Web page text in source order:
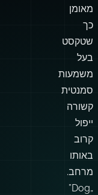
מאומן
כך
שטקסט
בעל
משמעות
סמנטית
קשורה
ייפול
קרוב
באותו
מרחב.
„Dog”